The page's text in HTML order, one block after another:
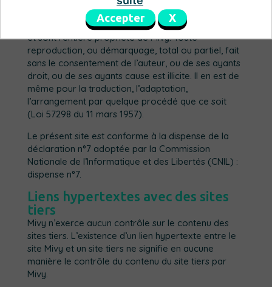
Accepter X
La conception, le graphisme, le contenu,
l’organisation de ce site sont des œuvres originales
et sont l’entière propriété de Mivy. Toute
reproduction, ou démarquage, total ou partiel, fait
sans le consentement de l’auteur, ou de ses ayants
droit, ou de ses ayants cause est illicite. Il en est de
même pour la traduction, l’adaptation,
l’arrangement par quelque procédé que ce soit
(Loi 57298 du 11 mars 1957).
Le présent site est conforme à la dispense de la
déclaration n°7 adoptée par la Commission
Nationale de l’Informatique et des Libertés (CNIL) :
dispense n°7.
Liens hypertextes avec des sites
tiers
Mivy n’exerce aucun contrôle sur le contenu des
sites tiers. L’existence d’un lien hypertexte entre le
site Mivy et un site tiers ne signifie en aucune
manière le contrôle du contenu du site tiers par
Mivy.